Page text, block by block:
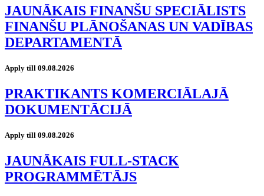
JAUNĀKAIS FINANŠU SPECIĀLISTS
FINANŠU PLĀNOŠANAS UN VADĪBAS
DEPARTAMENTĀ
Apply till 09.08.2026
PRAKTIKANTS KOMERCIĀLAJĀ
DOKUMENTĀCIJĀ
Apply till 09.08.2026
JAUNĀKAIS FULL-STACK
PROGRAMMĒTĀJS